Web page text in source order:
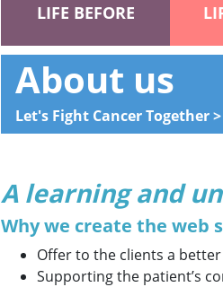
LIFE BEFORE
About us
Let's Fight Cancer Together>
A learning and
Why we create the web
Offer to the clients a
Supporting the patient’s